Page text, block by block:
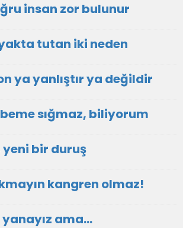
insan zor bulunur
tutan iki neden
ya yanlıştır ya değildir
sığmaz, biliyorum
yeni bir duruş
kangren olmaz!
ama…